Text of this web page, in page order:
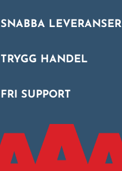
SNABBA LEVERANSER
TRYGG HANDEL
FRI SUPPORT